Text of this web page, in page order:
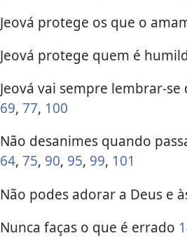
Jeová protege os que o
Jeová protege quem é
Jeová vai sempre lembrar-
69, 77, 100
Não desanimes quando
64, 75, 90, 95, 99, 101
Não podes adorar a Deus e
Nunca faças o que é errado